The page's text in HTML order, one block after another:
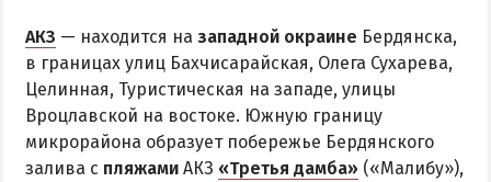
АКЗ — находится на западной окраине Бердянска,
в границах улиц Бахчисарайская, Олега Сухарева,
Целинная, Туристическая на западе, улицы
Вроцлавской на востоке. Южную границу
микрорайона образует побережье Бердянского
залива с пляжами АКЗ «Третья дамба» («Малибу»),